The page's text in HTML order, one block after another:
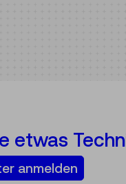
etwas
anmelden